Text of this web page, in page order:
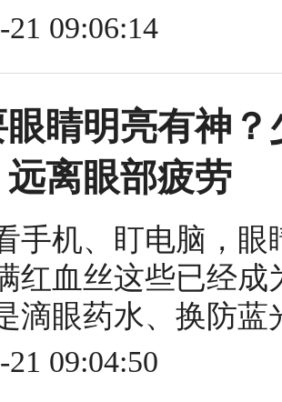
21 09:06:14
睛明亮有神
离眼部疲劳
手机、盯电脑，
红血丝这些已经
滴眼药水、换防
21 09:04:50